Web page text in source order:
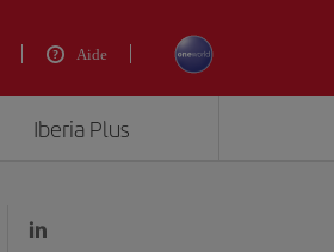
Aide
Iberia Plus